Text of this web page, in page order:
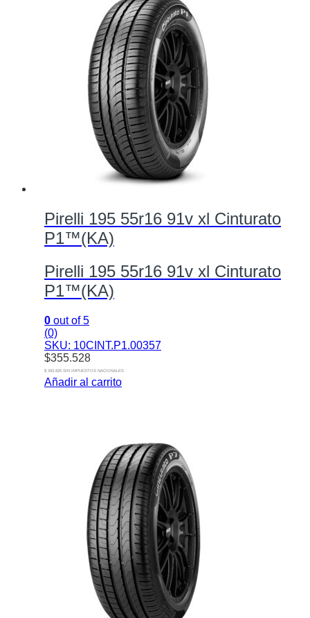
Pirelli 195 55r16 91v xl Cinturato
P1™(KA)
Pirelli 195 55r16 91v xl Cinturato
P1™(KA)
0 out of 5
(0)
SKU: 10CINT.P1.00357
$355.528
$ 293.825 SIN IMPUESTOS NACIONALES
Añadir al carrito